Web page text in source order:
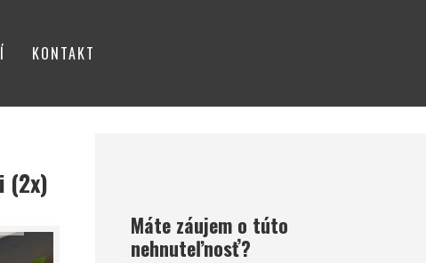
KONTAKT
(2x)
Máte záujem o túto
nehnuteľnosť?